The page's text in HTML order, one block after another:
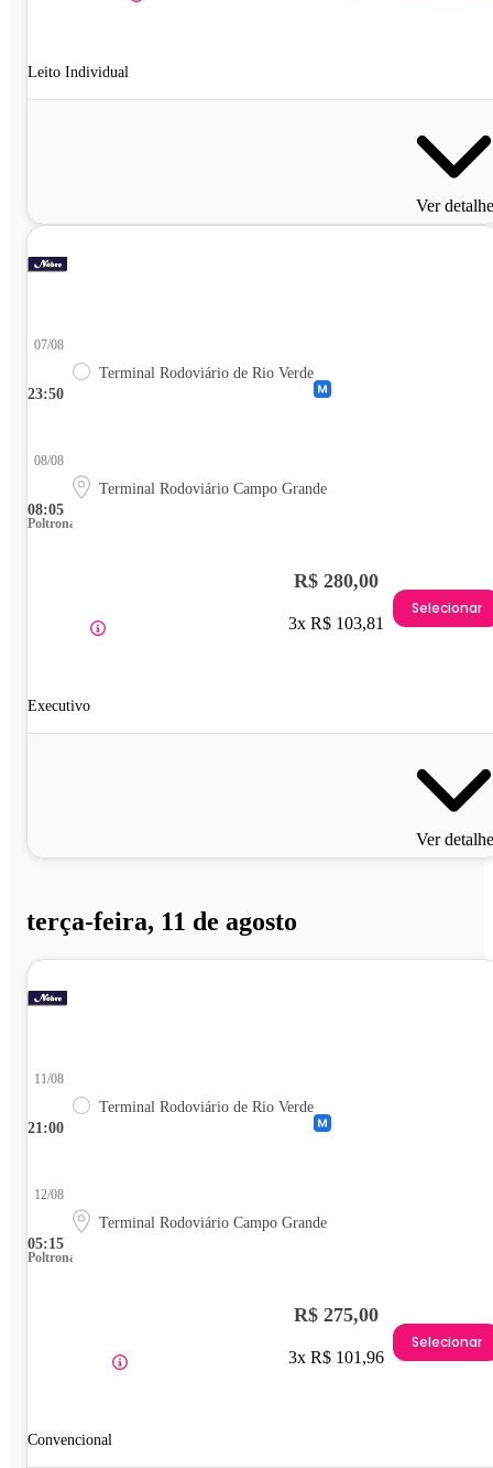
Leito Individual
Ver
23:50
07/08
Terminal Rodoviário de Rio Verde
08:05
08/08
Terminal Rodoviário Campo Grande
Poltrona
Executivo
R$ 280,00
3x R$ 103,81
Selecionar
Ver
terça-feira, 11 de agosto
21:00
11/08
Terminal Rodoviário de Rio Verde
05:15
12/08
Terminal Rodoviário Campo Grande
Poltrona
Convencional
R$ 275,00
3x R$ 101,96
Selecionar